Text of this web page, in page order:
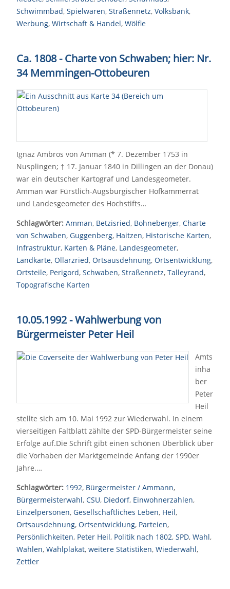
Schwimmbad, Spielwaren, Straßennetz, Volksbank,
Werbung, Wirtschaft & Handel, Wölfle
Ca. 1808 - Charte von Schwaben; hier: Nr.
34 Memmingen-Ottobeuren
Ignaz Ambros von Amman (* 7. Dezember 1753 in
Nusplingen; † 17. Januar 1840 in Dillingen an der Donau)
war ein deutscher Kartograf und Landesgeometer.
Amman war Fürstlich-Augsburgischer Hofkammerrat
und Landesgeometer des Hochstifts…
Schlagwörter: Amman, Betzisried, Bohneberger, Charte
von Schwaben, Guggenberg, Haitzen, Historische Karten,
Infrastruktur, Karten & Pläne, Landesgeometer,
Landkarte, Ollarzried, Ortsausdehnung, Ortsentwicklung,
Ortsteile, Perigord, Schwaben, Straßennetz, Talleyrand,
Topografische Karten
10.05.1992 - Wahlwerbung von
Bürgermeister Peter Heil
Amts
inha
ber
Peter
Heil
stellte sich am 10. Mai 1992 zur Wiederwahl. In einem
vierseitigen Faltblatt zählte der SPD-Bürgermeister seine
Erfolge auf.Die Schrift gibt einen schönen Überblick über
die Vorhaben der Marktgemeinde Anfang der 1990er
Jahre.…
Schlagwörter: 1992, Bürgermeister / Ammann,
Bürgermeisterwahl, CSU, Diedorf, Einwohnerzahlen,
Einzelpersonen, Gesellschaftliches Leben, Heil,
Ortsausdehnung, Ortsentwicklung, Parteien,
Persönlichkeiten, Peter Heil, Politik nach 1802, SPD, Wahl,
Wahlen, Wahlplakat, weitere Statistiken, Wiederwahl,
Zettler